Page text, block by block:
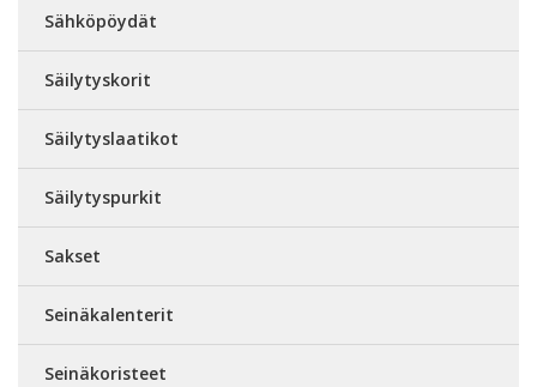
Sähköpöydät
Säilytyskorit
Säilytyslaatikot
Säilytyspurkit
Sakset
Seinäkalenterit
Seinäkoristeet